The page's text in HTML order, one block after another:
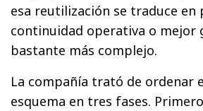
esa reutilización se traduce en
continuidad operativa o mejor
bastante más complejo.
La compañía trató de ordenar
esquema en tres fases.